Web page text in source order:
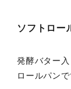
ソフトロー
発酵バター
ロールパンで